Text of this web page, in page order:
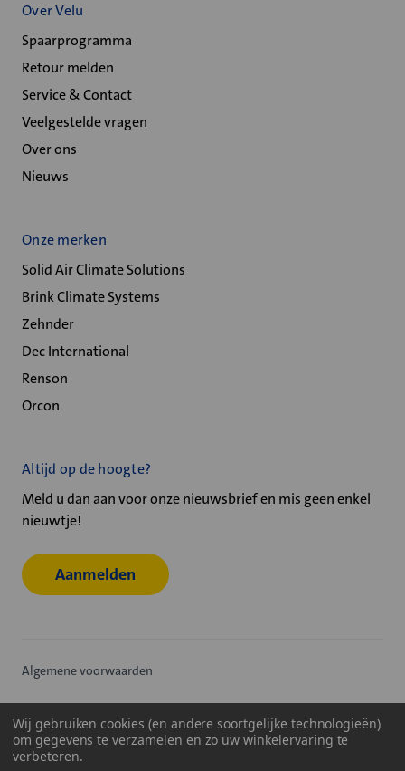
Over Velu
Spaarprogramma
Retour melden
Service & Contact
Veelgestelde vragen
Over ons
Nieuws
Onze merken
Solid Air Climate Solutions
Brink Climate Systems
Zehnder
Dec International
Renson
Orcon
Altijd op de hoogte?
Meld u dan aan voor onze nieuwsbrief en mis geen enkel
nieuwtje!
Aanmelden
Algemene voorwaarden
Cookiebeleid
Wij gebruiken cookies (en andere soortgelijke technologieën)
om gegevens te verzamelen en zo uw winkelervaring te
verbeteren.